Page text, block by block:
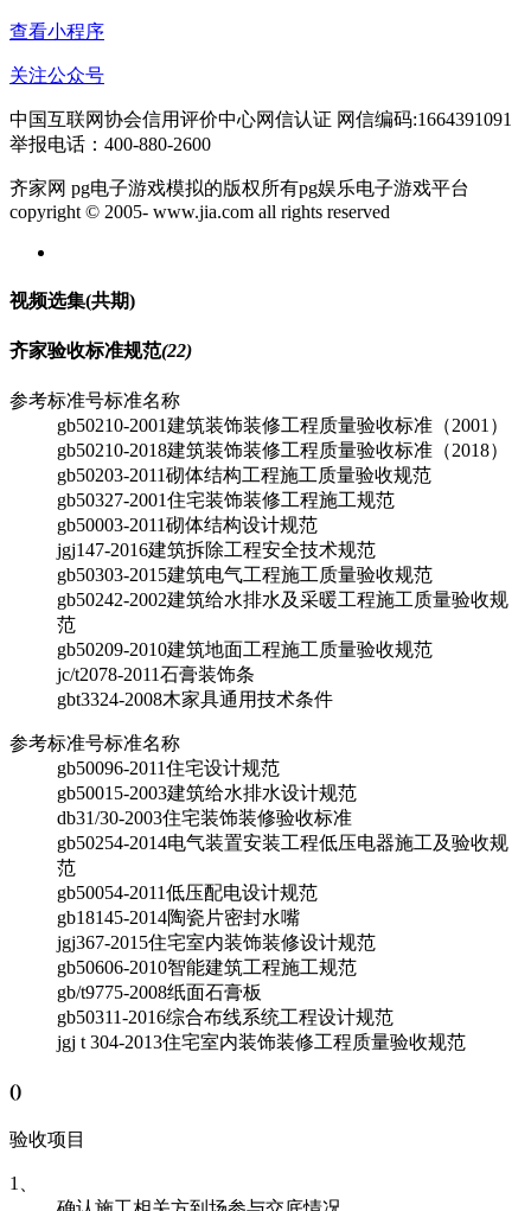
查看小程序
关注公众号
中国互联网协会信用评价中心网信认证 网信编码:1664391091
举报电话：400-880-2600
齐家网 pg电子游戏模拟的版权所有pg娱乐电子游戏平台
copyright © 2005- www.jia.com all rights reserved
视频选集(共期)
齐家验收标准规范(22)
参考标准号标准名称
gb50210-2001建筑装饰装修工程质量验收标准（2001）
gb50210-2018建筑装饰装修工程质量验收标准（2018）
gb50203-2011砌体结构工程施工质量验收规范
gb50327-2001住宅装饰装修工程施工规范
gb50003-2011砌体结构设计规范
jgj147-2016建筑拆除工程安全技术规范
gb50303-2015建筑电气工程施工质量验收规范
gb50242-2002建筑给水排水及采暖工程施工质量验收规
范
gb50209-2010建筑地面工程施工质量验收规范
jc/t2078-2011石膏装饰条
gbt3324-2008木家具通用技术条件
参考标准号标准名称
gb50096-2011住宅设计规范
gb50015-2003建筑给水排水设计规范
db31/30-2003住宅装饰装修验收标准
gb50254-2014电气装置安装工程低压电器施工及验收规
范
gb50054-2011低压配电设计规范
gb18145-2014陶瓷片密封水嘴
jgj367-2015住宅室内装饰装修设计规范
gb50606-2010智能建筑工程施工规范
gb/t9775-2008纸面石膏板
gb50311-2016综合布线系统工程设计规范
jgj t 304-2013住宅室内装饰装修工程质量验收规范
()
验收项目
1、